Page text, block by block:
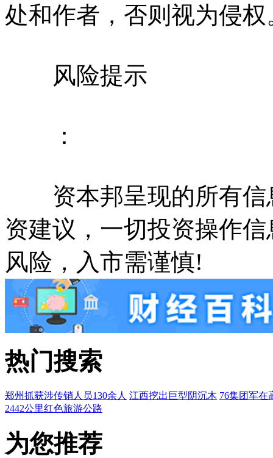
处和作者，否则视为侵权
风险提示
：
资本邦呈现的所有信
资建议，一切投资操作
风险，入市需谨慎!
热门搜索
郑州抓获涉传销人员130余人 江西挖出巨型阴沉木 76集团军在
2442公里红色旅游公路
为您推荐